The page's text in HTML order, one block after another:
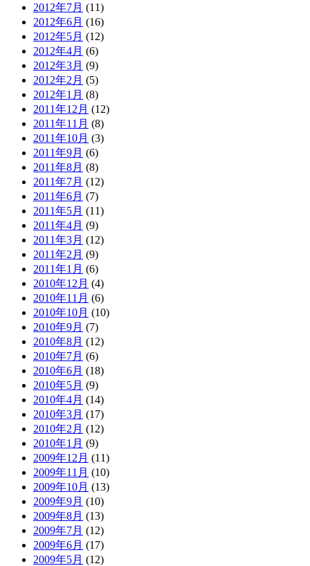
2012年7月 (11)
2012年6月 (16)
2012年5月 (12)
2012年4月 (6)
2012年3月 (9)
2012年2月 (5)
2012年1月 (8)
2011年12月 (12)
2011年11月 (8)
2011年10月 (3)
2011年9月 (6)
2011年8月 (8)
2011年7月 (12)
2011年6月 (7)
2011年5月 (11)
2011年4月 (9)
2011年3月 (12)
2011年2月 (9)
2011年1月 (6)
2010年12月 (4)
2010年11月 (6)
2010年10月 (10)
2010年9月 (7)
2010年8月 (12)
2010年7月 (6)
2010年6月 (18)
2010年5月 (9)
2010年4月 (14)
2010年3月 (17)
2010年2月 (12)
2010年1月 (9)
2009年12月 (11)
2009年11月 (10)
2009年10月 (13)
2009年9月 (10)
2009年8月 (13)
2009年7月 (12)
2009年6月 (17)
2009年5月 (12)